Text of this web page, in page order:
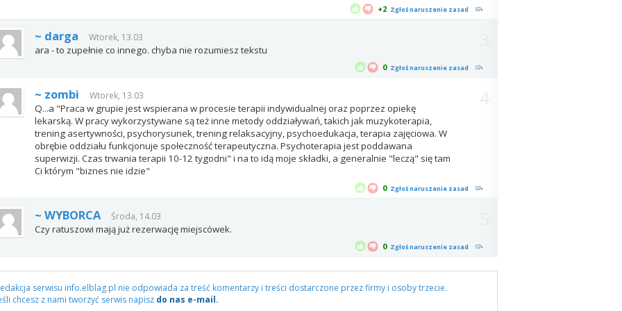
+2 Zgłoś naruszenie zasad
0
~ darga Wtorek, 13.03
ara - to zupełnie co innego. chyba nie rozumiesz tekstu
Zgłoś naruszenie zasad
0
~ zombi Wtorek, 13.03
Q...a "Praca w grupie jest wspierana w procesie terapii indywidualnej oraz poprzez opiekę
lekarską. W pracy wykorzystywane są też inne metody oddziaływań, takich jak muzykoterapia,
trening asertywności, psychorysunek, trening relaksacyjny, psychoedukacja, terapia zajęciowa. W
obrębie oddziału funkcjonuje społeczność terapeutyczna. Psychoterapia jest poddawana
superwizji. Czas trwania terapii 10-12 tygodni" i na to idą moje składki, a generalnie "leczą" się tam
Ci którym "biznes nie idzie"
Zgłoś naruszenie zasad
0
~ WYBORCA Środa, 14.03
Czy ratuszowi mają już rezerwację miejscówek.
Zgłoś naruszenie zasad
serwisu info.elblag.pl nie odpowiada za treść komentarzy i treści dostarczone przez firmy i osoby trzecie.
chcesz z nami tworzyć serwis napisz do nas e-mail.